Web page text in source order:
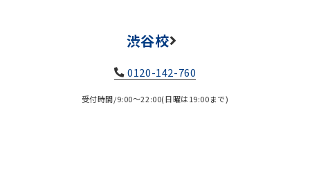
渋谷校
0120-142-760
受付時間/9:00～22:00(日曜は19:00まで)